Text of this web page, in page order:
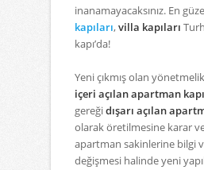
inanamayacaksınız. En
kapıları,villa kapıları
kapı’da!
Yeni çıkmış olan
içeri açılan apartman
gereğidışarı açılan
olarak öretilmesine karar
apartman sakinlerine bilgi
değişmesi halinde yeni